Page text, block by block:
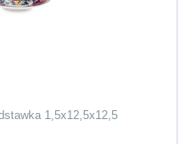
1,5x12,5x12,5